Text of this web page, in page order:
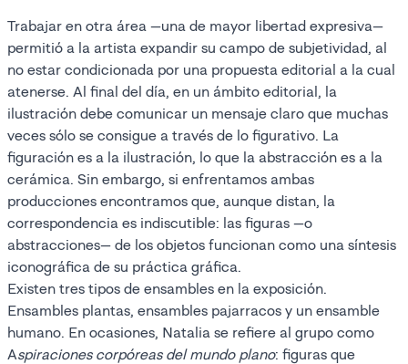
Trabajar en otra área —una de mayor libertad expresiva—
permitió a la artista expandir su campo de subjetividad, al
no estar condicionada por una propuesta editorial a la cual
atenerse. Al final del día, en un ámbito editorial, la
ilustración debe comunicar un mensaje claro que muchas
veces sólo se consigue a través de lo figurativo. La
figuración es a la ilustración, lo que la abstracción es a la
cerámica. Sin embargo, si enfrentamos ambas
producciones encontramos que, aunque distan, la
correspondencia es indiscutible: las figuras —o
abstracciones— de los objetos funcionan como una síntesis
iconográfica de su práctica gráfica.
Existen tres tipos de ensambles en la exposición.
Ensambles plantas, ensambles pajarracos y un ensamble
humano. En ocasiones, Natalia se refiere al grupo como
Aspiraciones corpóreas del mundo plano: figuras que